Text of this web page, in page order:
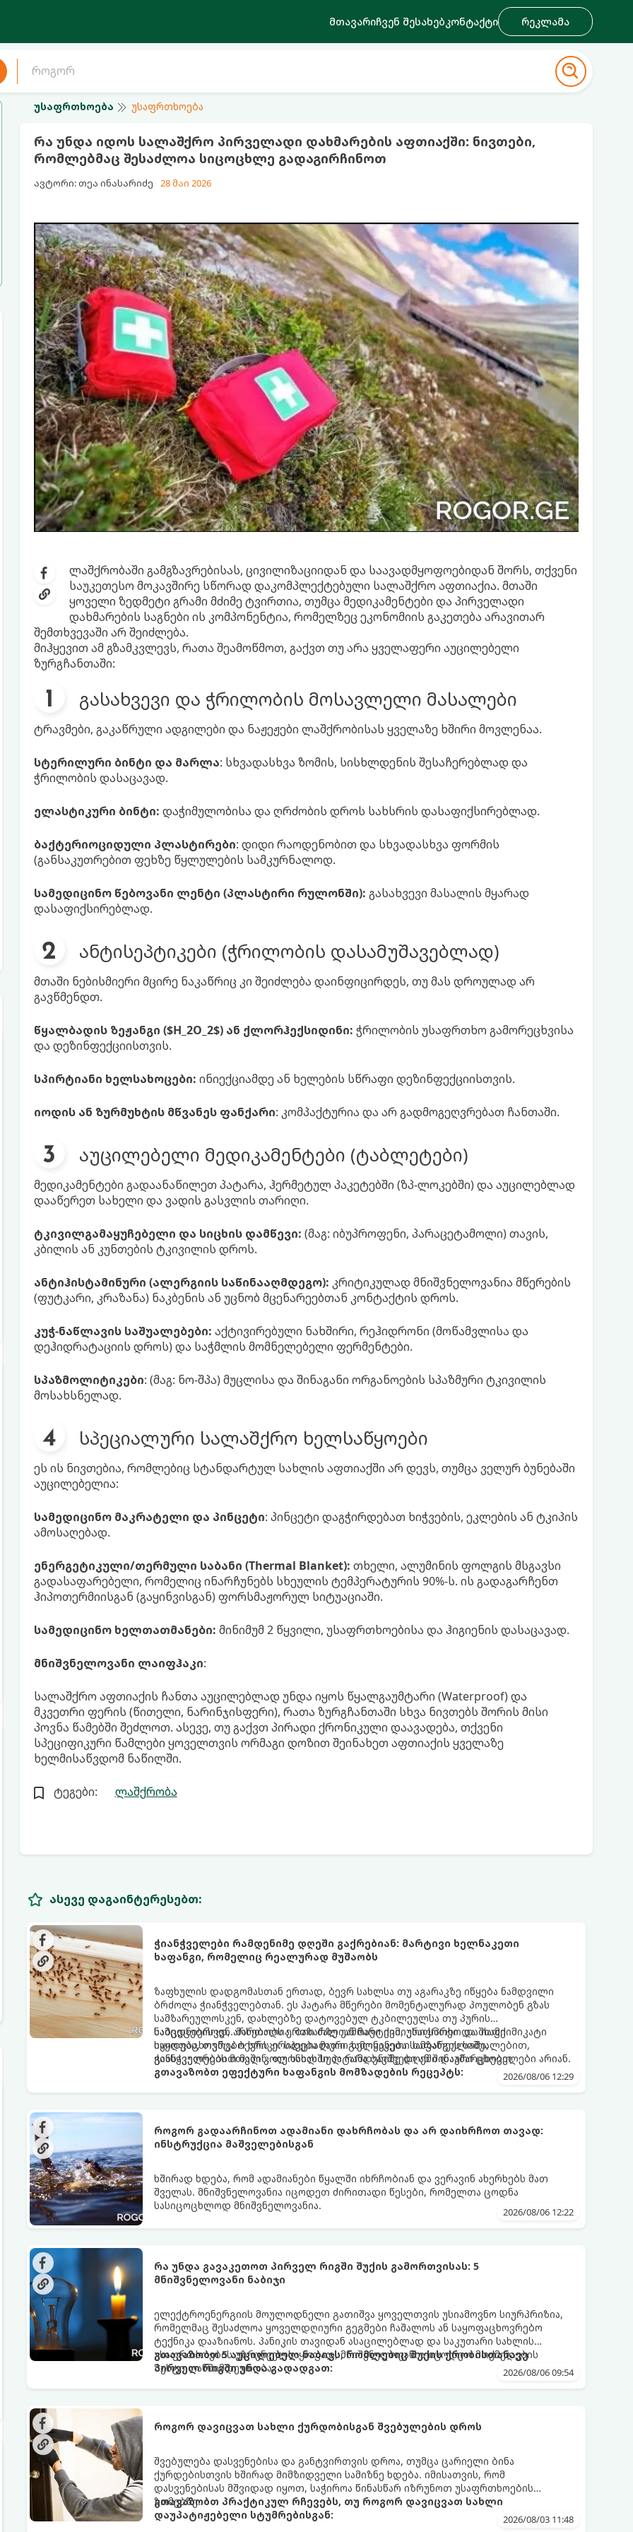
მთავარიჩვენ შესახებკონტაქტი რეკლამა
უსაფრთხოება უსაფრთხოება
რა უნდა იდოს სალაშქრო პირველადი დახმარების აფთიაქში: ნივთები,
რომლებმაც შესაძლოა სიცოცხლე გადაგირჩინოთ
ავტორი: თეა ინასარიძე 28 მაი 2026
ლაშქრობაში გამგზავრებისას, ცივილიზაციიდან და საავადმყოფოებიდან შორს, თქვენი
საუკეთესო მოკავშირე სწორად დაკომპლექტებული სალაშქრო აფთიაქია. მთაში
ყოველი ზედმეტი გრამი მძიმე ტვირთია, თუმცა მედიკამენტები და პირველადი
დახმარების საგნები ის კომპონენტია, რომელზეც ეკონომიის გაკეთება არავითარ
შემთხვევაში არ შეიძლება.
მიჰყევით ამ გზამკვლევს, რათა შეამოწმოთ, გაქვთ თუ არა ყველაფერი აუცილებელი
ზურგჩანთაში:
გასახვევი და ჭრილობის მოსავლელი მასალები
ტრავმები, გაკაწრული ადგილები და ნაჟეჟები ლაშქრობისას ყველაზე ხშირი მოვლენაა.
სტერილური ბინტი და მარლა: სხვადასხვა ზომის, სისხლდენის შესაჩერებლად და
ჭრილობის დასაცავად.
ელასტიკური ბინტი: დაჭიმულობისა და ღრძობის დროს სახსრის დასაფიქსირებლად.
ბაქტერიოციდული პლასტირები: დიდი რაოდენობით და სხვადასხვა ფორმის
(განსაკუთრებით ფეხზე წყლულების სამკურნალოდ.
სამედიცინო წებოვანი ლენტი (პლასტირი რულონში): გასახვევი მასალის მყარად
დასაფიქსირებლად.
ანტისეპტიკები (ჭრილობის დასამუშავებლად)
მთაში ნებისმიერი მცირე ნაკაწრიც კი შეიძლება დაინფიცირდეს, თუ მას დროულად არ
გავწმენდთ.
წყალბადის ზეჟანგი ($H_2O_2$) ან ქლორჰექსიდინი: ჭრილობის უსაფრთხო გამორეცხვისა
და დეზინფექციისთვის.
სპირტიანი ხელსახოცები: ინიექციამდე ან ხელების სწრაფი დეზინფექციისთვის.
იოდის ან ზურმუხტის მწვანეს ფანქარი: კომპაქტურია და არ გადმოგეღვრებათ ჩანთაში.
აუცილებელი მედიკამენტები (ტაბლეტები)
მედიკამენტები გადაანაწილეთ პატარა, ჰერმეტულ პაკეტებში (ზპ-ლოკებში) და აუცილებლად
დააწერეთ სახელი და ვადის გასვლის თარიღი.
ტკივილგამაყუჩებელი და სიცხის დამწევი: (მაგ: იბუპროფენი, პარაცეტამოლი) თავის,
კბილის ან კუნთების ტკივილის დროს.
ანტიჰისტამინური (ალერგიის საწინააღმდეგო): კრიტიკულად მნიშვნელოვანია მწერების
(ფუტკარი, კრაზანა) ნაკბენის ან უცნობ მცენარეებთან კონტაქტის დროს.
კუჭ-ნაწლავის საშუალებები: აქტივირებული ნახშირი, რეჰიდრონი (მოწამვლისა და
დეჰიდრატაციის დროს) და საჭმლის მომნელებელი ფერმენტები.
სპაზმოლიტიკები: (მაგ: ნო-შპა) მუცლისა და შინაგანი ორგანოების სპაზმური ტკივილის
მოსახსნელად.
სპეციალური სალაშქრო ხელსაწყოები
ეს ის ნივთებია, რომლებიც სტანდარტულ სახლის აფთიაქში არ დევს, თუმცა ველურ ბუნებაში
აუცილებელია:
სამედიცინო მაკრატელი და პინცეტი: პინცეტი დაგჭირდებათ ხიჭვების, ეკლების ან ტკიპის
ამოსაღებად.
ენერგეტიკული/თერმული საბანი (Thermal Blanket): თხელი, ალუმინის ფოლგის მსგავსი
გადასაფარებელი, რომელიც ინარჩუნებს სხეულის ტემპერატურის 90%-ს. ის გადაგარჩენთ
ჰიპოთერმიისგან (გაყინვისგან) ფორსმაჟორულ სიტუაციაში.
სამედიცინო ხელთათმანები: მინიმუმ 2 წყვილი, უსაფრთხოებისა და ჰიგიენის დასაცავად.
მნიშვნელოვანი ლაიფჰაკი:
სალაშქრო აფთიაქის ჩანთა აუცილებლად უნდა იყოს წყალგაუმტარი (Waterproof) და
მკვეთრი ფერის (წითელი, ნარინჯისფერი), რათა ზურგჩანთაში სხვა ნივთებს შორის მისი
პოვნა წამებში შეძლოთ. ასევე, თუ გაქვთ პირადი ქრონიკული დაავადება, თქვენი
სპეციფიკური წამლები ყოველთვის ორმაგი დოზით შეინახეთ აფთიაქის ყველაზე
ხელმისაწვდომ ნაწილში.
ტეგები: ლაშქრობა
ასევე დაგაინტერესებთ:
ჭიანჭველები რამდენიმე დღეში გაქრებიან: მარტივი ხელნაკეთი
ხაფანგი, რომელიც რეალურად მუშაობს
ზაფხულის დადგომასთან ერთად, ბევრ სახლსა თუ აგარაკზე იწყება ნამდვილი
ბრძოლა ჭიანჭველებთან. ეს პატარა მწერები მომენტალურად პოულობენ გზას
სამზარეულოსკენ, დახლებზე დატოვებულ ტკბილეულსა თუ პურის
ნამცეცებისკენ. მართალია, ბაზარზე უამრავი ქიმიური სპრეი და შხამქიმიკატი
იყიდება, თუმცა ბევრს ერიდება მათი გამოყენება სამზარეულოში,
განსაკუთრებით მაშინ, თუ სახლში პატარა ბავშვები ან შინაური ცხოველები არიან.
საბედნიეროდ, არსებობს ერთი ძალიან მარტივი, უსაფრთხო და იაფი
საყოფაცხოვრებო ხრიკი. სპეციალური ხელნაკეთი ხაფანგის საშუალებით,
ჭიანჭველების მთელ კოლონიას სულ რამდენიმე დღეში დაამარცხებთ.
გთავაზობთ ეფექტური ხაფანგის მომზადების რეცეპტს:
2026/08/06 12:29
როგორ გადაარჩინოთ ადამიანი დახრჩობას და არ დაიხრჩოთ თავად:
ინსტრუქცია მაშველებისგან
ხშირად ხდება, რომ ადამიანები წყალში იხრჩობიან და ვერავინ ახერხებს მათ
შველას. მნიშვნელოვანია იცოდეთ ძირითადი წესები, რომელთა ცოდნა
სასიცოცხლოდ მნიშვნელოვანია.
2026/08/06 12:22
რა უნდა გავაკეთოთ პირველ რიგში შუქის გამორთვისას: 5
მნიშვნელოვანი ნაბიჯი
ელექტროენერგიის მოულოდნელი გათიშვა ყოველთვის უსიამოვნო სიურპრიზია,
რომელმაც შესაძლოა ყოველდღიური გეგმები ჩაშალოს ან საყოფაცხოვრებო
ტექნიკა დააზიანოს. პანიკის თავიდან ასაცილებლად და საკუთარი სახლის
უსაფრთხოების უზრუნველსაყოფად, მნიშვნელოვანია იცოდეთ მოქმედების
ზუსტი თანმიმდევრობა.
გთავაზობთ 5 აუცილებელ ნაბიჯს, რომლებიც შუქის ქრობისთანავე
პირველ რიგში უნდა გადადგათ:
2026/08/06 09:54
როგორ დავიცვათ სახლი ქურდობისგან შვებულების დროს
შვებულება დასვენებისა და განტვირთვის დროა, თუმცა ცარიელი ბინა
ქურდებისთვის ხშირად მიმზიდველი სამიზნე ხდება. იმისათვის, რომ
დასვენებისას მშვიდად იყოთ, საჭიროა წინასწარ იზრუნოთ უსაფრთხოების
ზომებზე.
გთავაზობთ პრაქტიკულ რჩევებს, თუ როგორ დავიცვათ სახლი
დაუპატიჟებელი სტუმრებისგან:
2026/08/03 11:48